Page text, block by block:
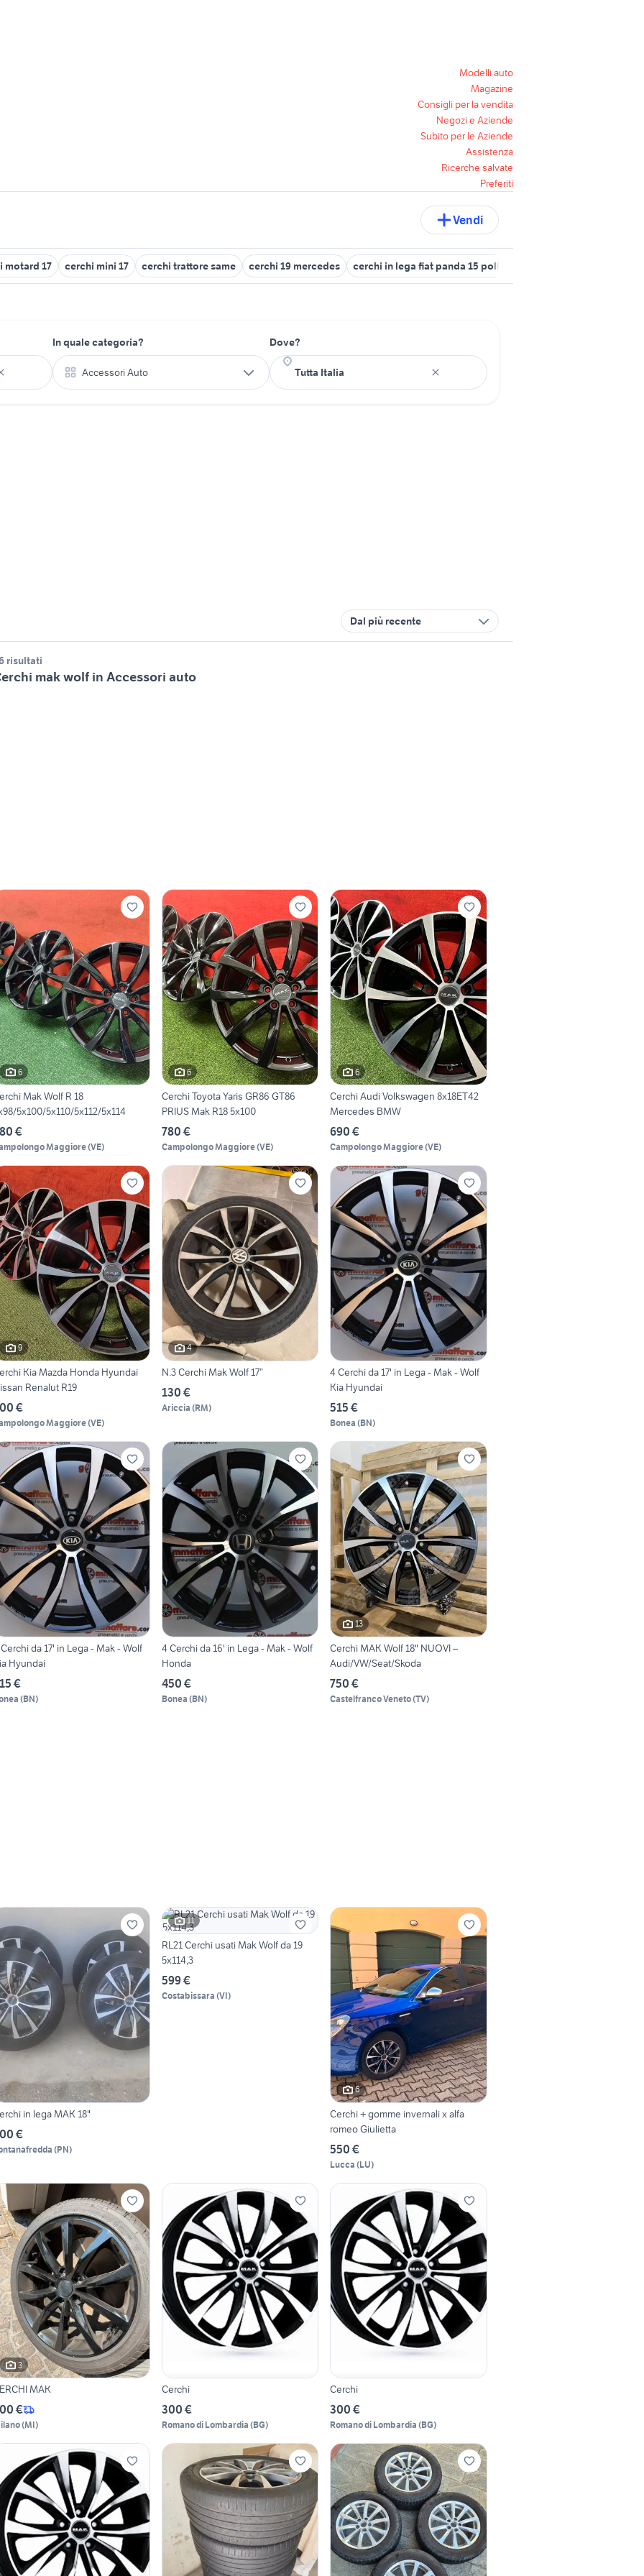
Modelli auto
Magazine
Consigli per la vendita
Negozi e Aziende
Subito per le Aziende
Assistenza
Ricerche salvate
Preferiti
Vendi
motard 17 cerchi mini 17 cerchi trattore same cerchi 19 mercedes cerchi in lega fiat panda 15 pollici
In quale categoria?
Accessori Auto
Dove?
Dal più recente
risultati
mak wolf in Accessori auto
6
Mak Wolf R 18
5x100/5x110/5x112/5x114
€
Maggiore(VE)
6
Cerchi Toyota Yaris GR86 GT86
PRIUS Mak R18 5x100
780 €
Campolongo Maggiore(VE)
6
Cerchi Audi Volkswagen 8x18ET42
Mercedes BMW
690 €
Campolongo Maggiore(VE)
9
Kia Mazda Honda Hyundai
Renalut R19
€
Maggiore(VE)
4
N.3 Cerchi Mak Wolf 17”
130 €
Ariccia (RM)
4 Cerchi da 17' in Lega - Mak - Wolf
Kia Hyundai
515 €
Bonea (BN)
da 17' in Lega - Mak - Wolf
Hyundai
€
(BN)
4 Cerchi da 16' in Lega - Mak - Wolf
Honda
450 €
Bonea (BN)
13
Cerchi MAK Wolf 18" NUOVI –
Audi/VW/Seat/Skoda
750 €
Castelfranco Veneto(TV)
in lega MAK 18"
€
(PN)
11
RL21 Cerchi usati Mak Wolf da 19
5x114,3
599 €
Costabissara (VI)
6
Cerchi + gomme invernali x alfa
romeo Giulietta
550 €
Lucca (LU)
3
MAK
€
(MI)
Cerchi
300 €
Romano di Lombardia (BG)
Cerchi
300 €
Romano di Lombardia (BG)